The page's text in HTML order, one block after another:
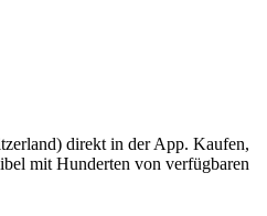
direkt in der App. Kaufen,
mit Hunderten von verfügbaren